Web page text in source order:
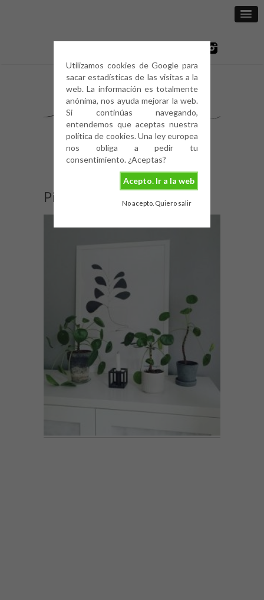
Utilizamos cookies de Google para
sacar estadísticas de las visitas a la
web. La información es totalmente
anónima, nos ayuda mejorar la web.
Si continúas navegando,
entendemos que aceptas nuestra
política de cookies. Una ley europea
nos obliga a pedir tu
consentimiento. ¿Aceptas?
Acepto. Ir a la web
No acepto. Quiero salir
Pilea peperomioides (5)